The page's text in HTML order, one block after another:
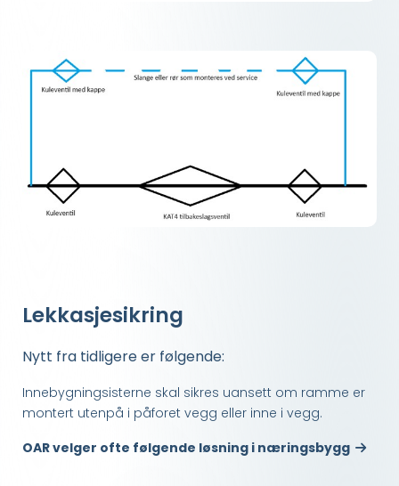
Lekkasjesikring
Nytt fra tidligere er følgende:
Innebygningsisterne skal sikres uansett om ramme er
montert utenpå i påforet vegg eller inne i vegg.
OAR velger ofte følgende løsning i næringsbygg 